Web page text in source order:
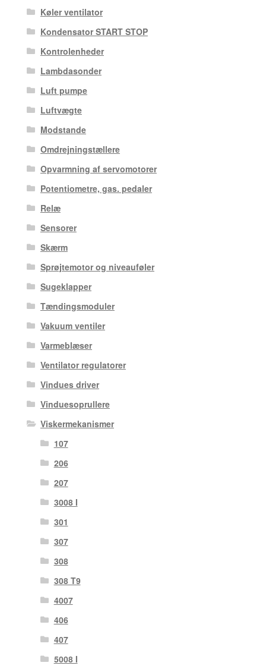
Køler ventilator
Kondensator START STOP
Kontrolenheder
Lambdasonder
Luft pumpe
Luftvægte
Modstande
Omdrejningstællere
Opvarmning af servomotorer
Potentiometre, gas. pedaler
Relæ
Sensorer
Skærm
Sprøjtemotor og niveauføler
Sugeklapper
Tændingsmoduler
Vakuum ventiler
Varmeblæser
Ventilator regulatorer
Vindues driver
Vinduesoprullere
Viskermekanismer
107
206
207
3008 I
301
307
308
308 T9
4007
406
407
5008 I